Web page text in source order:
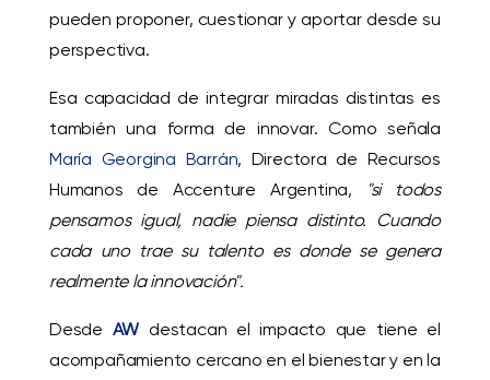
pueden proponer, cuestionar y aportar desde su
perspectiva.
Esa capacidad de integrar miradas distintas es
también una forma de innovar. Como señala
María Georgina Barrán, Directora de Recursos
Humanos de Accenture Argentina,
"si todos
pensamos igual, nadie piensa distinto. Cuando
cada uno trae su talento es donde se genera
realmente la innovación".
Desde AWdestacan el impacto que tiene el
acompañamiento cercano en el bienestar y en la